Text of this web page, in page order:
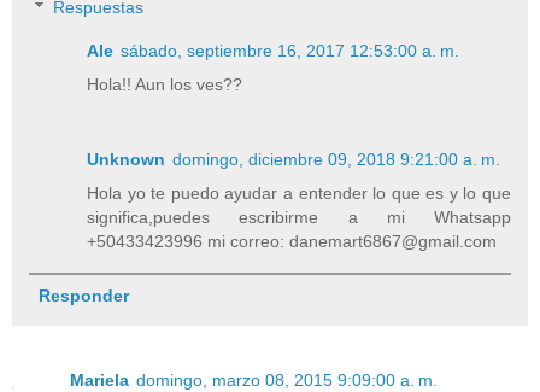
Respuestas
Ale sábado, septiembre 16, 2017 12:53:00 a. m.
Hola!! Aun los ves??
Unknown domingo, diciembre 09, 2018 9:21:00 a. m.
Hola yo te puedo ayudar a entender lo que es y lo que
significa,puedes escribirme a mi Whatsapp
+50433423996 mi correo: danemart6867@gmail.com
Responder
Mariela domingo, marzo 08, 2015 9:09:00 a. m.